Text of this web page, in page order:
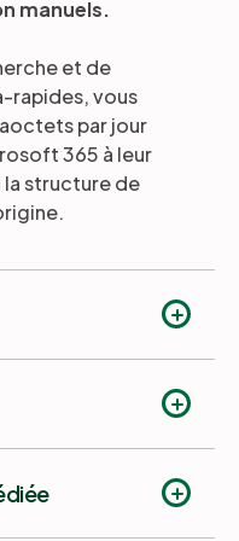
manuels.
et de
rapides, vous
par jour
365 à leur
la structure de